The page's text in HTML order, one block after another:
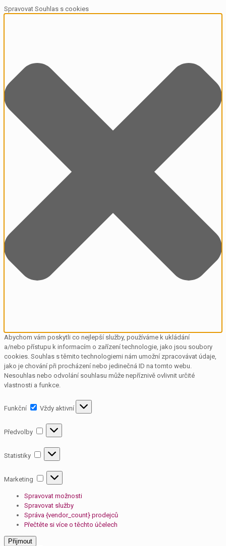
Spravovat Souhlas s cookies
Abychom vám poskytli co nejlepší služby, používáme k ukládání
a/nebo přístupu k informacím o zařízení technologie, jako jsou soubory
cookies. Souhlas s těmito technologiemi nám umožní zpracovávat údaje,
jako je chování při procházení nebo jedinečná ID na tomto webu.
Nesouhlas nebo odvolání souhlasu může nepříznivě ovlivnit určité
vlastnosti a funkce.
Funkční
Funkční
Vždy aktivní
Předvolby
Předvolby
Statistiky
Statistiky
Marketing
Marketing
Spravovat možnosti
Spravovat služby
Správa {vendor_count} prodejců
Přečtěte si více o těchto účelech
Přijmout